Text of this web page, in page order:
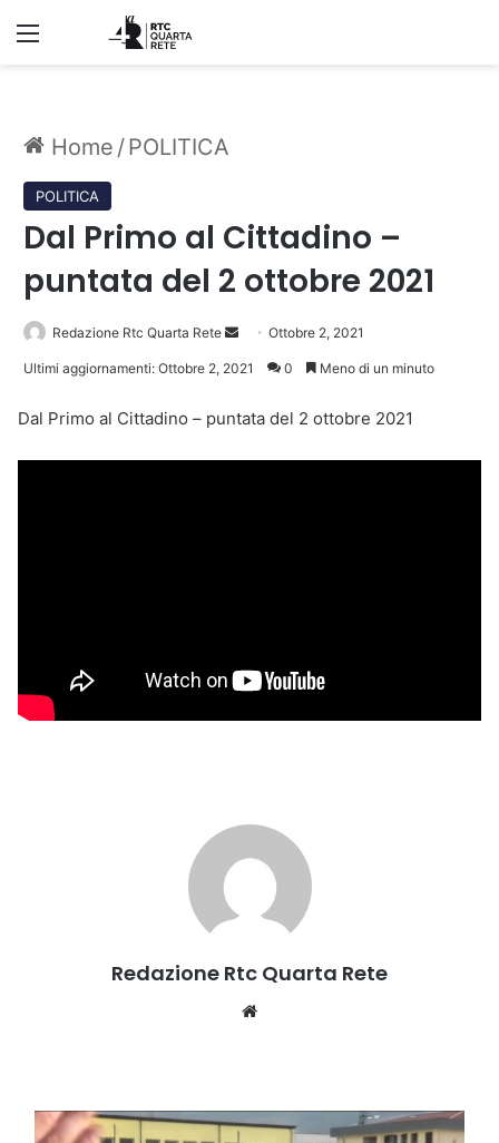
Menu
Home / POLITICA
POLITICA
Dal Primo al Cittadino –
puntata del 2 ottobre 2021
Redazione Rtc Quarta Rete
Invia
un'email
Ottobre 2, 2021
Ultimi aggiornamenti: Ottobre 2, 2021 0 Meno di un minuto
Dal Primo al Cittadino – puntata del 2 ottobre 2021
Redazione Rtc Quarta Rete
Prima